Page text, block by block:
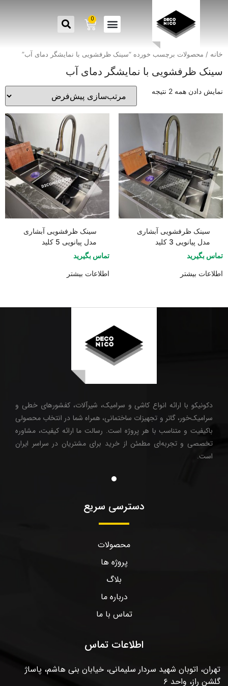
0
خانه / محصولات برچسب خورده “سینک ظرفشویی با نمایشگر دمای آب”
سینک ظرفشویی با نمایشگر دمای آب
نمایش دادن همه 2 نتیجه
سینک ظرفشویی آبشاری
مدل پیانویی 3 کلید
تماس بگیرید
اطلاعات بیشتر
سینک ظرفشویی آبشاری
مدل پیانویی 5 کلید
تماس بگیرید
اطلاعات بیشتر
دکونیکو با ارائه انواع کاشی و سرامیک، شیرآلات، کفشورهای خطی و
سرامیک‌خور، گاتر و تجهیزات ساختمانی، همراه شما در انتخاب محصولی
باکیفیت و متناسب با هر پروژه است. رسالت ما ارائه کیفیت، مشاوره
تخصصی و تجربه‌ای مطمئن از خرید برای مشتریان در سراسر ایران
است.
دسترسی سریع
محصولات
پروژه ها
بلاگ
درباره ما
تماس با ما
اطلاعات تماس
تهران، اتوبان شهید سردار سلیمانی، خیابان بنی هاشم، پاساژ
گلشن راز، واحد ۶